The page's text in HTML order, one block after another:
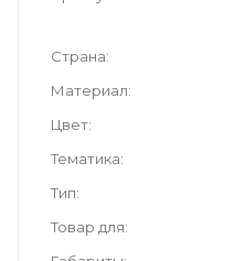
Страна
Материал
Цвет
Тематика
Тип
Товар для